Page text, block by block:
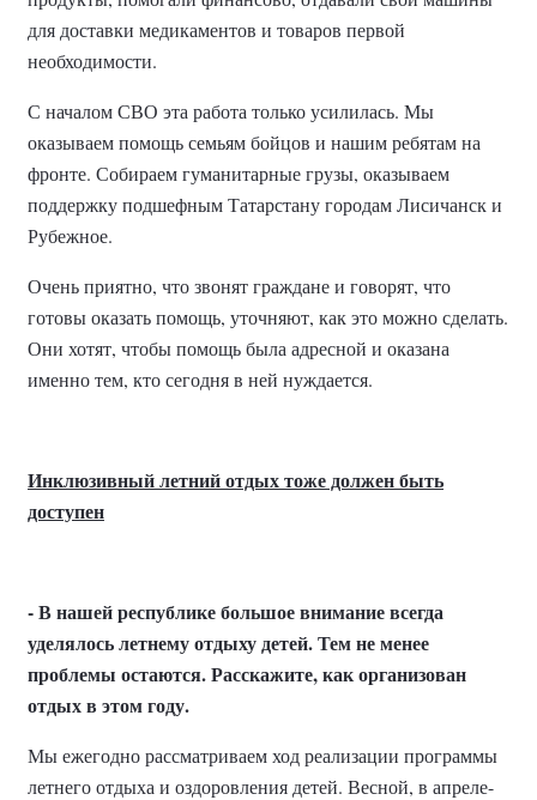
для доставки медикаментов и товаров первой
необходимости.
С началом СВО эта работа только усилилась. Мы
оказываем помощь семьям бойцов и нашим ребятам на
фронте. Собираем гуманитарные грузы, оказываем
поддержку подшефным Татарстану городам Лисичанск и
Рубежное.
Очень приятно, что звонят граждане и говорят, что
готовы оказать помощь, уточняют, как это можно сделать.
Они хотят, чтобы помощь была адресной и оказана
именно тем, кто сегодня в ней нуждается.
Инклюзивный летний отдых тоже должен быть
доступен
- В нашей республике большое внимание всегда
уделялось летнему отдыху детей. Тем не менее
проблемы остаются. Расскажите, как организован
отдых в этом году.
Мы ежегодно рассматриваем ход реализации программы
летнего отдыха и оздоровления детей. Весной, в апреле-